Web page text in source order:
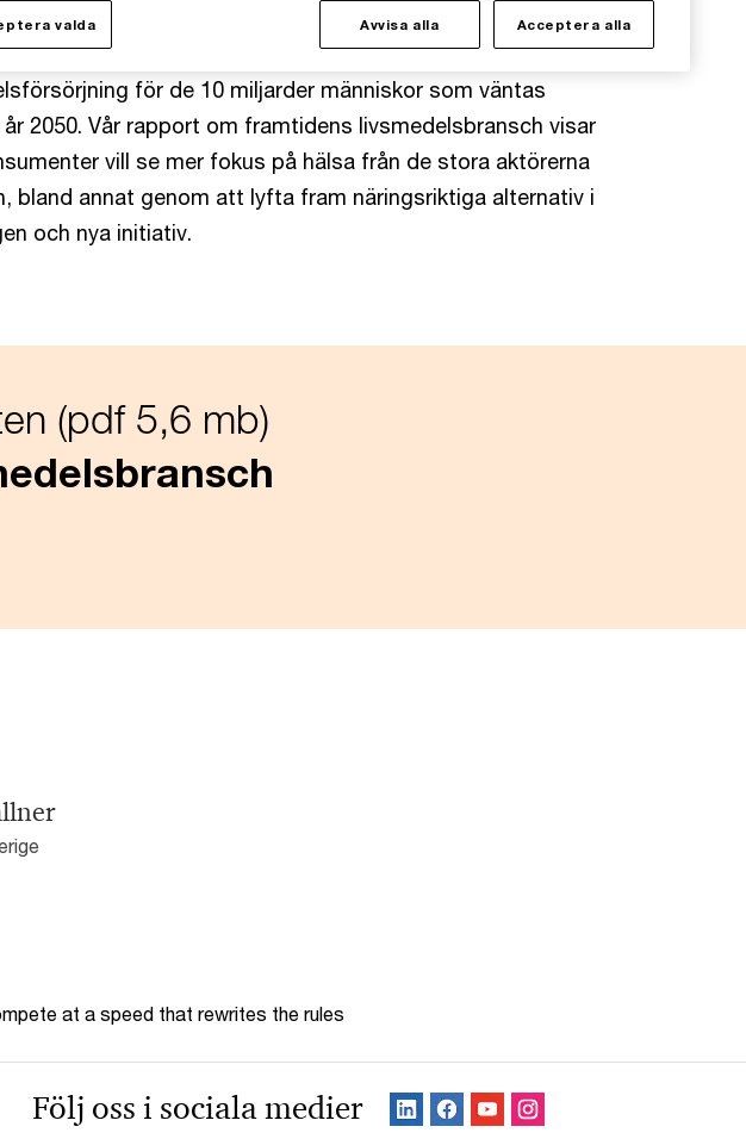
stora utmaningar handlar om att skapa en hållbar och
för de 10 miljarder människor som väntas
2050. Vår rapport om framtidens livsmedelsbransch visar
vill se mer fokus på hälsa från de stora aktörerna
bland annat genom att lyfta fram näringsriktiga alternativ i
och nya initiativ.
(pdf 5,6 mb)
at a speed that rewrites the rules
Följ oss i sociala medier
valda Avvisa alla Acceptera alla